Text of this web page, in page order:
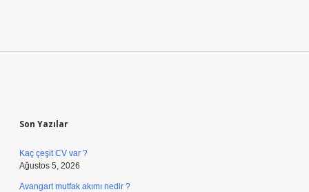
Son Yazılar
Kaç çeşit CV var ?
Ağustos 5, 2026
Avangart mutfak akımı nedir ?